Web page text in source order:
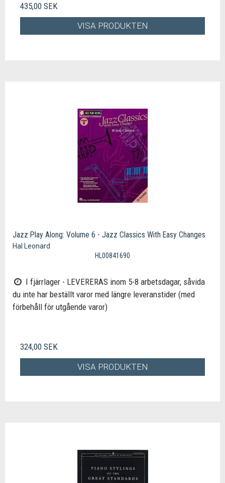
435,00 SEK
VISA PRODUKTEN
Jazz Play Along: Volume 6 - Jazz Classics With Easy Changes
Hal Leonard
HL00841690
I fjärrlager - LEVERERAS inom 5-8 arbetsdagar, såvida
du inte har beställt varor med längre leveranstider (med
förbehåll för utgående varor)
324,00 SEK
VISA PRODUKTEN